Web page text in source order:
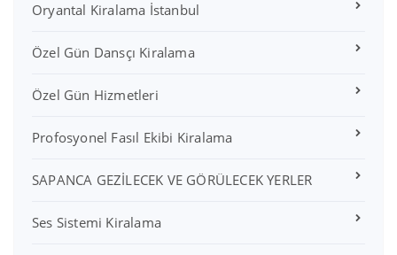
Oryantal Kiralama İstanbul
Özel Gün Dansçı Kiralama
Özel Gün Hizmetleri
Profosyonel Fasıl Ekibi Kiralama
SAPANCA GEZİLECEK VE GÖRÜLECEK YERLER
Ses Sistemi Kiralama